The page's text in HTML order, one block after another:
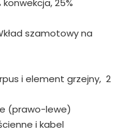
szamotowy na
i element grzejny, 2
(prawo-lewe)
i kabel